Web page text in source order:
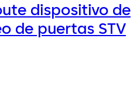
dispositivo de
de puertas STV